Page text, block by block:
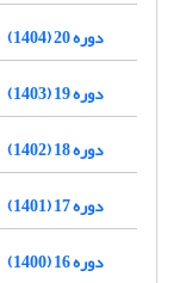
دوره 20 (1404)
دوره 19 (1403)
دوره 18 (1402)
دوره 17 (1401)
دوره 16 (1400)